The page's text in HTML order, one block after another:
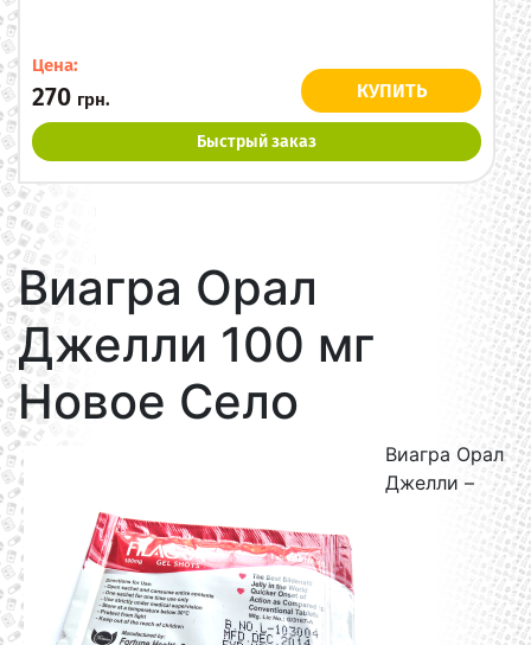
Цена:
270 грн. КУПИТЬ
Быстрый заказ
Виагра Орал
Джелли 100 мг
Новое Село
Виагра Орал
Джелли –